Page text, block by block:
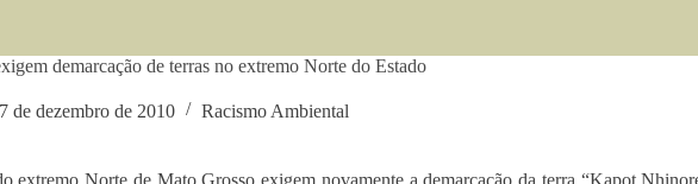
demarcação de terras no extremo Norte do Estado
de dezembro de 2010 Racismo Ambiental
extremo Norte de Mato Grosso exigem novamente a demarcação da terra “Kapot